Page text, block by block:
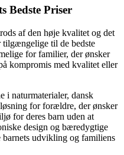
Bedste Priser
af den høje kvalitet og det
tilgængelige til de bedste
for familier, der ønsker
kompromis med kvalitet eller
i naturmaterialer, dansk
for forældre, der ønsker
for deres barn uden at
design og bæredygtige
barnets udvikling og familiens